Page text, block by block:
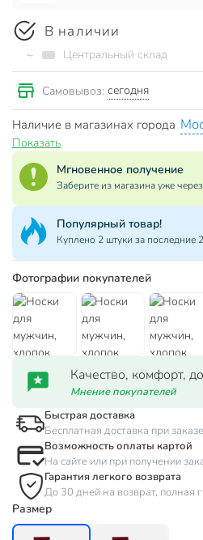
В наличии
~ Центральный склад
Самовывоз: сегодня
Наличие в магазинах города
Показать
Мгновенное получение
Заберите из магазина уже
Популярный товар!
Куплено 2 штуки за последние
Фотографии покупателей
Качество, комфорт,
Мнение покупателей
Быстрая доставка
Бесплатная доставка при
Возможность оплаты картой
На сайте или при получении
Гарантия легкого возврата
До 30 дней на возврат, полная
Размер